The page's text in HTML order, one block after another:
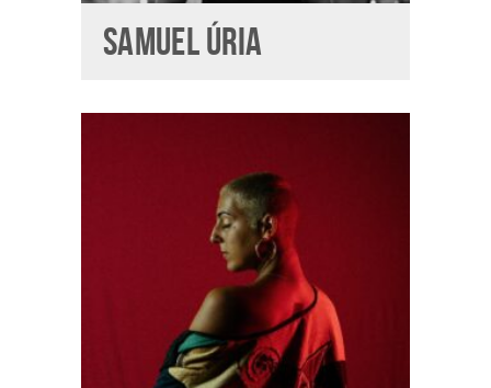
SAMUEL ÚRIA